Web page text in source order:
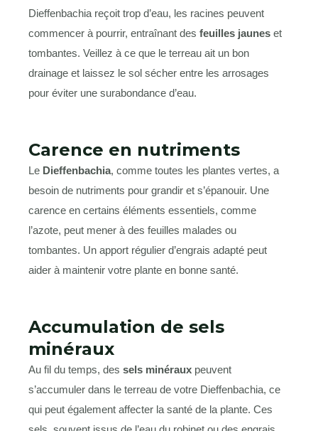
Dieffenbachia reçoit trop d’eau, les racines peuvent
commencer à pourrir, entraînant des feuilles jaunes et
tombantes. Veillez à ce que le terreau ait un bon
drainage et laissez le sol sécher entre les arrosages
pour éviter une surabondance d’eau.
Carence en nutriments
Le Dieffenbachia, comme toutes les plantes vertes, a
besoin de nutriments pour grandir et s’épanouir. Une
carence en certains éléments essentiels, comme
l’azote, peut mener à des feuilles malades ou
tombantes. Un apport régulier d’engrais adapté peut
aider à maintenir votre plante en bonne santé.
Accumulation de sels
minéraux
Au fil du temps, des sels minéraux peuvent
s’accumuler dans le terreau de votre Dieffenbachia, ce
qui peut également affecter la santé de la plante. Ces